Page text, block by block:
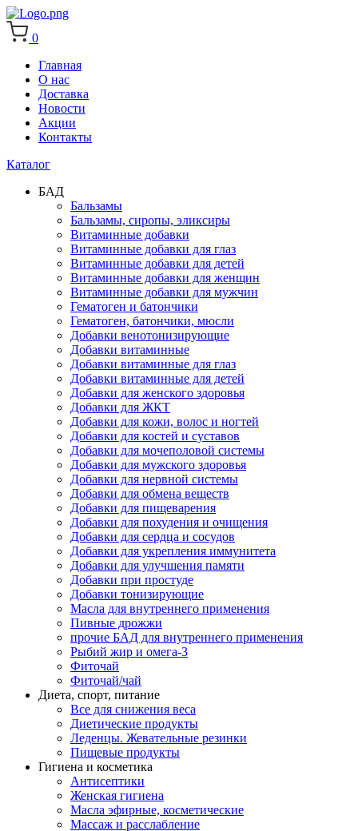
0
Главная
О нас
Доставка
Новости
Акции
Контакты
Каталог
БАД
Бальзамы
Бальзамы, сиропы, эликсиры
Витаминные добавки
Витаминные добавки для глаз
Витаминные добавки для детей
Витаминные добавки для женщин
Витаминные добавки для мужчин
Гематоген и батончики
Гематоген, батончики, мюсли
Добавки венотонизирующие
Добавки витаминные
Добавки витаминные для глаз
Добавки витаминные для детей
Добавки для женского здоровья
Добавки для ЖКТ
Добавки для кожи, волос и ногтей
Добавки для костей и суставов
Добавки для мочеполовой системы
Добавки для мужского здоровья
Добавки для нервной системы
Добавки для обмена веществ
Добавки для пищеварения
Добавки для похудения и очищения
Добавки для сердца и сосудов
Добавки для укрепления иммунитета
Добавки для улучшения памяти
Добавки при простуде
Добавки тонизирующие
Масла для внутреннего применения
Пивные дрожжи
прочие БАД для внутреннего применения
Рыбий жир и омега-3
Фиточай
Фиточай/чай
Диета, спорт, питание
Все для снижения веса
Диетические продукты
Леденцы. Жевательные резинки
Пищевые продукты
Гигиена и косметика
Антисептики
Женская гигиена
Масла эфирные, косметические
Массаж и расслабление